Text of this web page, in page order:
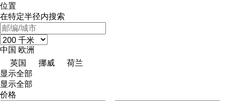
位置
在特定半径内搜索
中国 欧洲
英国
挪威
荷兰
显示全部
显示全部
价格